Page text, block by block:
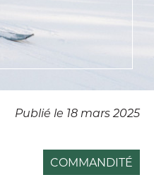
Publié le 18 mars 2025
COMMANDITÉ